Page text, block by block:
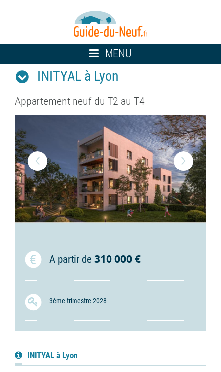
Toggle
navigation
MENU
INITYAL à Lyon
Appartement neuf du T2 au T4
A partir de 310 000 €
3ème trimestre 2028
INITYAL à Lyon